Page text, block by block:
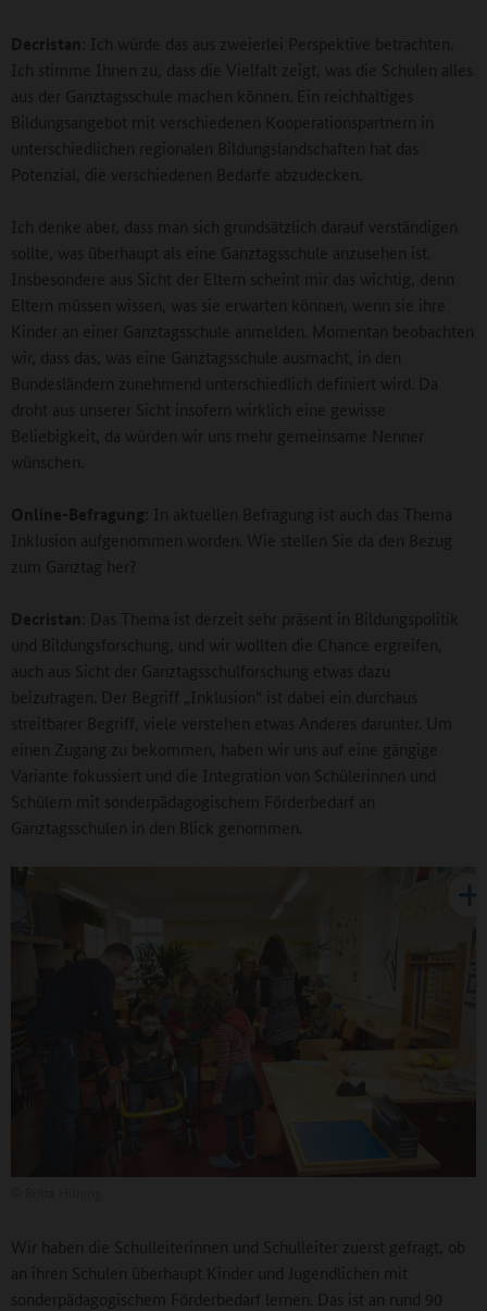
Decristan : Ich würde das aus zweierlei Perspektive betrachten.
Ich stimme Ihnen zu, dass die Vielfalt zeigt, was die Schulen alles
aus der Ganztagsschule machen können. Ein reichhaltiges
Bildungsangebot mit verschiedenen Kooperationspartnern in
unterschiedlichen regionalen Bildungslandschaften hat das
Potenzial, die verschiedenen Bedarfe abzudecken.
Ich denke aber, dass man sich grundsätzlich darauf verständigen
sollte, was überhaupt als eine Ganztagsschule anzusehen ist.
Insbesondere aus Sicht der Eltern scheint mir das wichtig, denn
Eltern müssen wissen, was sie erwarten können, wenn sie ihre
Kinder an einer Ganztagsschule anmelden. Momentan beobachten
wir, dass das, was eine Ganztagsschule ausmacht, in den
Bundesländern zunehmend unterschiedlich definiert wird. Da
droht aus unserer Sicht insofern wirklich eine gewisse
Beliebigkeit, da würden wir uns mehr gemeinsame Nenner
wünschen.
Online-Befragung : In aktuellen Befragung ist auch das Thema
Inklusion aufgenommen worden. Wie stellen Sie da den Bezug
zum Ganztag her?
Decristan : Das Thema ist derzeit sehr präsent in Bildungspolitik
und Bildungsforschung, und wir wollten die Chance ergreifen,
auch aus Sicht der Ganztagsschulforschung etwas dazu
beizutragen. Der Begriff „Inklusion“ ist dabei ein durchaus
streitbarer Begriff, viele verstehen etwas Anderes darunter. Um
einen Zugang zu bekommen, haben wir uns auf eine gängige
Variante fokussiert und die Integration von Schülerinnen und
Schülern mit sonderpädagogischem Förderbedarf an
Ganztagsschulen in den Blick genommen.
Wir haben die Schulleiterinnen und Schulleiter zuerst gefragt, ob
an ihren Schulen überhaupt Kinder und Jugendlichen mit
sonderpädagogischem Förderbedarf lernen. Das ist an rund 90